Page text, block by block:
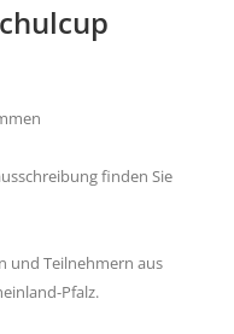
finden Sie
und Teilnehmern aus
Pfalz.